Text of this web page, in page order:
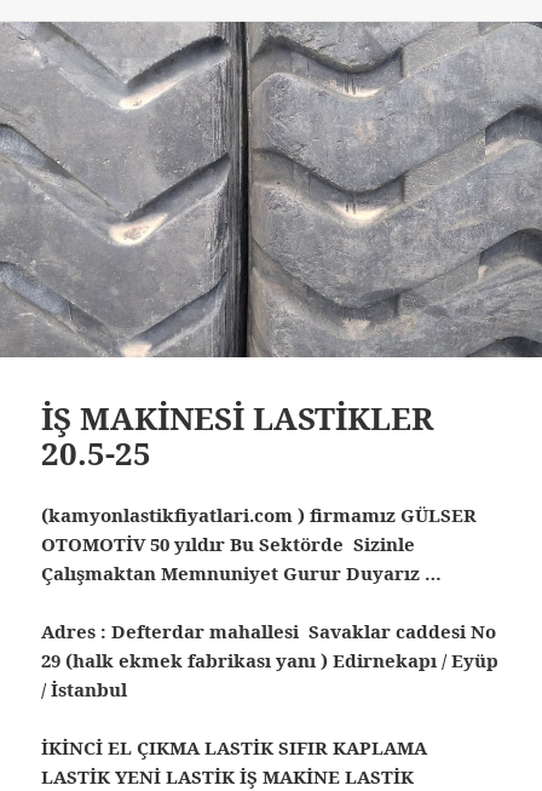
İŞ MAKİNESİ LASTİKLER
20.5-25
(kamyonlastikfiyatlari.com ) firmamız GÜLSER
OTOMOTİV 50 yıldır Bu Sektörde Sizinle
Çalışmaktan Memnuniyet Gurur Duyarız …
Adres : Defterdar mahallesi Savaklar caddesi No
29 (halk ekmek fabrikası yanı ) Edirnekapı / Eyüp
/ İstanbul
İKİNCİ EL ÇIKMA LASTİK SIFIR KAPLAMA
LASTİK YENİ LASTİK İŞ MAKİNE LASTİK